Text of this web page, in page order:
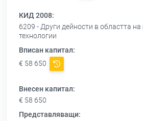
КИД 2008:
6209 - Други дейности в областта
технологии
Вписан капитал:
€ 58 650
Внесен капитал:
€ 58 650
Представляващи: